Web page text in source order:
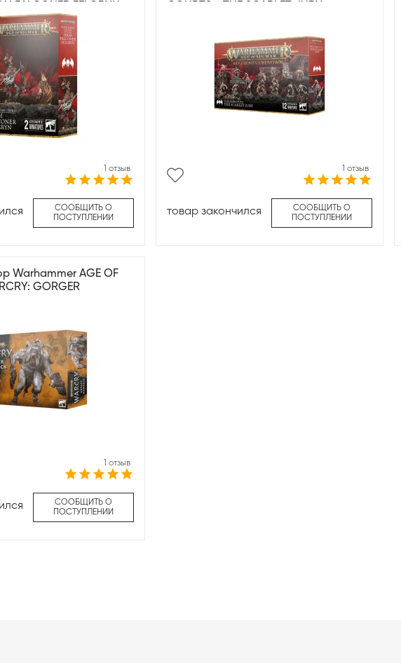
1 отзыв
СООБЩИТЬ О
ПОСТУПЛЕНИИ
1 отзыв
товар закончился
СООБЩИТЬ О
ПОСТУПЛЕНИИ
Warhammer AGE OF
GORGER
1 отзыв
СООБЩИТЬ О
ПОСТУПЛЕНИИ